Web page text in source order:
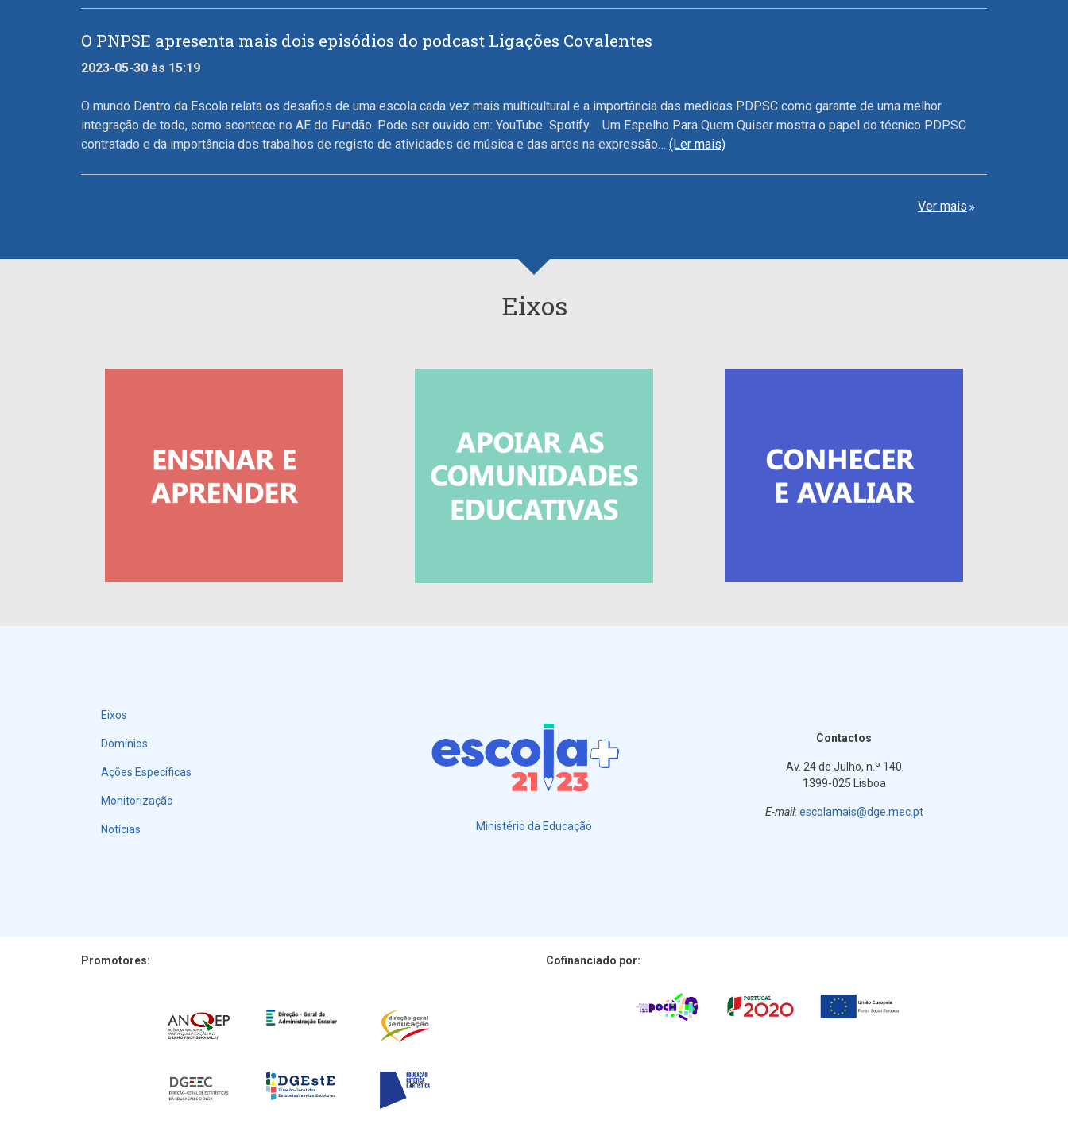
O PNPSE apresenta mais dois episódios do podcast Ligações Covalentes
2023-05-30 às 15:19
O mundo Dentro da Escola relata os desafios de uma escola cada vez mais multicultural e a importância das medidas PDPSC como garante de uma melhor
integração de todo, como acontece no AE do Fundão. Pode ser ouvido em: YouTube Spotify Um Espelho Para Quem Quiser mostra o papel do técnico PDPSC
contratado e da importância dos trabalhos de registo de atividades de música e das artes na expressão… (Ler mais)
Ver mais
Eixos
Menu
Eixos
Domínios
Ações Específicas
Monitorização
Notícias Ministério da Educação
Contactos
Av. 24 de Julho, n.º 140
1399-025 Lisboa
E-mail: escolamais@dge.mec.pt
Promotores: Cofinanciado por: